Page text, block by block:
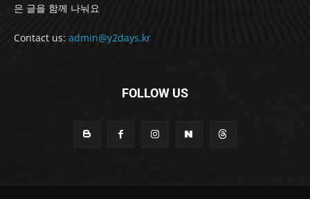
은 글을 함께 나눠요
Contact us: admin@y2days.kr
FOLLOW US